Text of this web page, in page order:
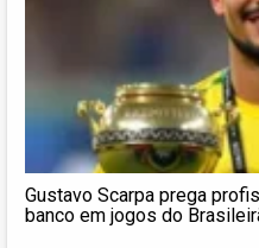
Gustavo Scarpa prega
banco em jogos do